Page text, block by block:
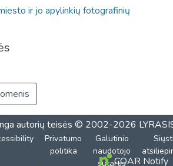
ir jo apylinkių fotografinių
autorių teisės © 2002-2026
Privatumo
politika
Galutinio
naudotojo
sutartisCOAR Notify